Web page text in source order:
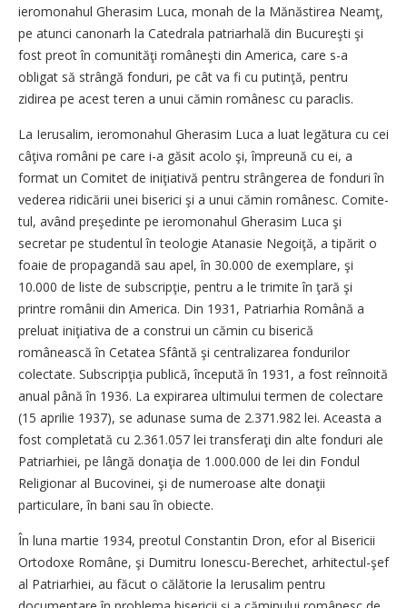
ieromonahul Gherasim Luca, monah de la Mă­năstirea Neamţ,
pe atunci ca­nonarh la Catedrala patriar­hală din Bucureşti şi
fost preot în comunităţi româneşti din Ame­rica, care s-a
obligat să strân­gă fonduri, pe cât va fi cu pu­tinţă, pentru
zidirea pe acest te­ren a unui cămin românesc cu paraclis.
La Ierusalim, ieromonahul Gherasim Luca a luat legătura cu cei
câţiva români pe care i-a găsit acolo şi, împreună cu ei, a
format un Comitet de iniţiativă pentru strângerea de fonduri în
vederea ridicării unei biserici şi a unui cămin românesc. Co­mi­te­
tul, având preşedinte pe ie­ro­mo­na­hul Gherasim Luca şi
secretar pe studentul în teologie Ata­nasie Negoiţă, a tipărit o
foaie de propagandă sau apel, în 30.000 de exemplare, şi
10.000 de liste de subscripţie, pentru a le trimite în ţară şi
printre ro­mâ­nii din America. Din 1931, Pa­triarhia Română a
preluat iniţiativa de a construi un cămin cu biserică
românească în Ce­ta­tea Sfântă şi centralizarea fon­du­rilor
colectate. Subscripţia pu­blică, începută în 1931, a fost re­în­noită
anual până în 1936. La expirarea ultimului termen de colectare
(15 aprilie 1937), se adunase suma de 2.371.982 lei. Aceasta a
fost completată cu 2.361.057 lei transferaţi din alte fonduri ale
Patriarhiei, pe lângă donaţia de 1.000.000 de lei din Fondul
Religionar al Bucovinei, şi de numeroase alte donaţii
particulare, în bani sau în obiecte.
În luna martie 1934, preotul Constantin Dron, efor al Bi­se­ri­cii
Ortodoxe Române, şi Du­mi­tru Ionescu-Berechet, arhitectul-şef
al Patriarhiei, au făcut o călătorie la Ierusalim pentru